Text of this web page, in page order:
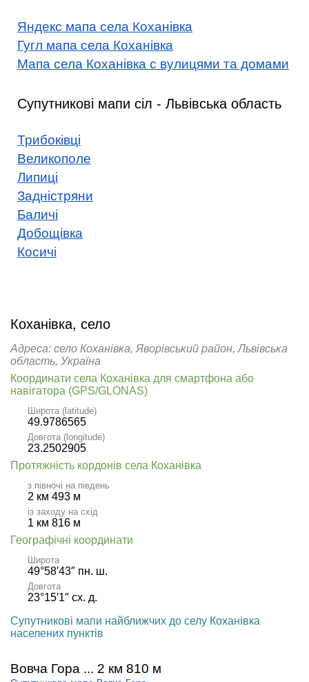
Яндекс мапа села Коханівка
Гугл мапа села Коханівка
Мапа села Коханівка с вулицями та домами
Супутникові мапи сіл - Львівська область
Трибоківці
Великополе
Липиці
Задністряни
Баличі
Добощівка
Косичі
Коханівка, село
Адреса: село Коханівка, Яворівський район, Львівська
область, Україна
Координати села Коханівка для смартфона або
навігатора (GPS/GLONAS)
Широта (latitude)
49.9786565
Довгота (longitude)
23.2502905
Протяжність кордонів села Коханівка
з півночі на південь
2 км 493 м
із заходу на схід
1 км 816 м
Географічні координати
Широта
49°58′43″ пн. ш.
Довгота
23°15′1″ сх. д.
Супутникові мапи найближчих до селу Коханівка
населених пунктів
Вовча Гора ... 2 км 810 м